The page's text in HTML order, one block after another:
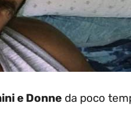
e Donne da poco